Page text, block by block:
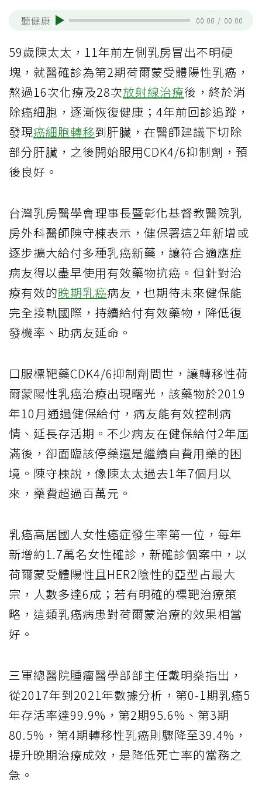
聽健康 00:00 / 00:00
59歲陳太太，11年前左側乳房冒出不明硬
塊，就醫確診為第2期荷爾蒙受體陽性乳癌，
熬過16次化療及28次放射線治療後，終於消
除癌細胞，逐漸恢復健康；4年前回診追蹤，
發現癌細胞轉移到肝臟，在醫師建議下切除
部分肝臟，之後開始服用CDK4/6抑制劑，預
後良好。
台灣乳房醫學會理事長暨彰化基督教醫院乳
房外科醫師陳守棟表示，健保署這2年新增或
逐步擴大給付多種乳癌新藥，讓符合適應症
病友得以盡早使用有效藥物抗癌。但針對治
療有效的晚期乳癌病友，也期待未來健保能
完全接軌國際，持續給付有效藥物，降低復
發機率、助病友延命。
口服標靶藥CDK4/6抑制劑問世，讓轉移性荷
爾蒙陽性乳癌治療出現曙光，該藥物於2019
年10月通過健保給付，病友能有效控制病
情、延長存活期。不少病友在健保給付2年屆
滿後，卻面臨該停藥還是繼續自費用藥的困
境。陳守棟說，像陳太太過去1年7個月以
來，藥費超過百萬元。
乳癌高居國人女性癌症發生率第一位，每年
新增約1.7萬名女性確診，新確診個案中，以
荷爾蒙受體陽性且HER2陰性的亞型占最大
宗，人數多達6成；若有明確的標靶治療策
略，這類乳癌病患對荷爾蒙治療的效果相當
好。
三軍總醫院腫瘤醫學部部主任戴明燊指出，
從2017年到2021年數據分析，第0-1期乳癌5
年存活率達99.9%，第2期95.6%、第3期
80.5%，第4期轉移性乳癌則驟降至39.4%，
提升晚期治療成效，是降低死亡率的當務之
急。